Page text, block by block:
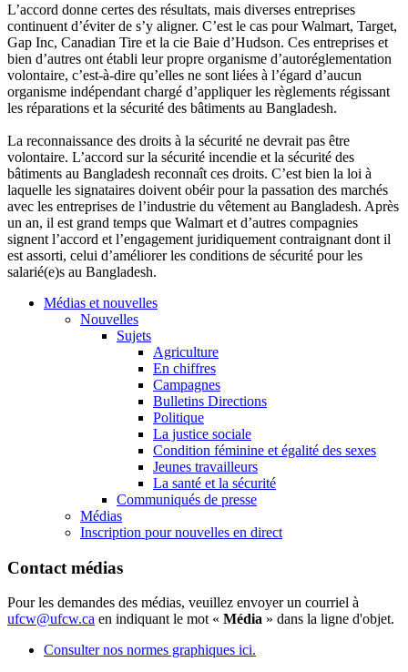
L’accord donne certes des résultats, mais diverses entreprises
continuent d’éviter de s’y aligner. C’est le cas pour Walmart, Target,
Gap Inc, Canadian Tire et la cie Baie d’Hudson. Ces entreprises et
bien d’autres ont établi leur propre organisme d’autoréglementation
volontaire, c’est-à-dire qu’elles ne sont liées à l’égard d’aucun
organisme indépendant chargé d’appliquer les règlements régissant
les réparations et la sécurité des bâtiments au Bangladesh.
La reconnaissance des droits à la sécurité ne devrait pas être
volontaire. L’accord sur la sécurité incendie et la sécurité des
bâtiments au Bangladesh reconnaît ces droits. C’est bien la loi à
laquelle les signataires doivent obéir pour la passation des marchés
avec les entreprises de l’industrie du vêtement au Bangladesh. Après
un an, il est grand temps que Walmart et d’autres compagnies
signent l’accord et l’engagement juridiquement contraignant dont il
est assorti, celui d’améliorer les conditions de sécurité pour les
salarié(e)s au Bangladesh.
Médias et nouvelles
Nouvelles
Sujets
Agriculture
En chiffres
Campagnes
Bulletins Directions
Politique
La justice sociale
Condition féminine et égalité des sexes
Jeunes travailleurs
La santé et la sécurité
Communiqués de presse
Médias
Inscription pour nouvelles en direct
Contact médias
Pour les demandes des médias, veuillez envoyer un courriel à
ufcw@ufcw.ca en indiquant le mot « Média » dans la ligne d'objet.
Consulter nos normes graphiques ici.